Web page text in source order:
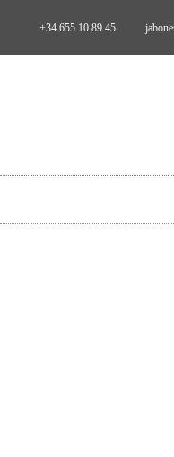
+34 655 10 89 45